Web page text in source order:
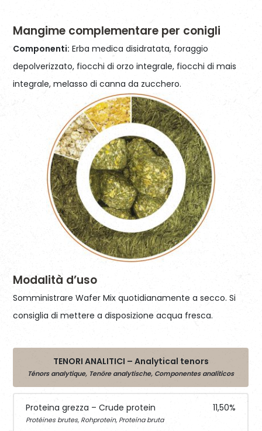
Mangime complementare per conigli
Componenti: Erba medica disidratata, foraggio
depolverizzato, fiocchi di orzo integrale, fiocchi di mais
integrale, melasso di canna da zucchero.
Modalità d’uso
Somministrare Wafer Mix quotidianamente a secco. Si
consiglia di mettere a disposizione acqua fresca.
TENORI ANALITICI – Analytical tenors
Ténors analytique, Tenöre analytische, Componentes analíticos
Proteina grezza – Crude protein
Protéines brutes, Rohprotein, Proteína bruta
11,50%